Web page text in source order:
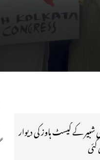
شبیر کے گیسٹ ہاوز کی دیوار